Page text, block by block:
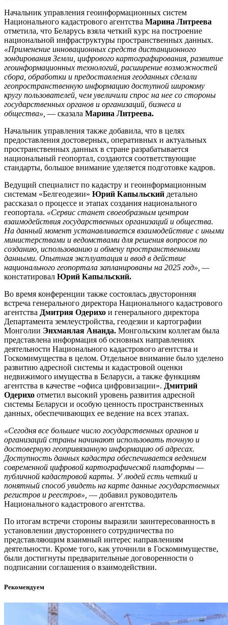
Начальник управления геоинформационных систем
Национального кадастрового агентства Марина Литреева
отметила, что Беларусь взяла четкий курс на построение
национальной инфраструктуры пространственных данных.
«Применение инновационных средств дистанционного
зондирования Земли, цифрового картографирования, развитие
геоинформационных технологий, расширение возможностей
сбора, обработки и предоставления геоданных сделали
геопространственную информацию доступной широкому
кругу пользователей, чем увеличили спрос на нее со стороны
государственных органов и организаций, бизнеса и
общества», — сказала Марина Литреева.
Начальник управления также добавила, что в целях
предоставления достоверных, оперативных и актуальных
пространственных данных в стране разрабатывается
национальный геопортал, создаются соответствующие
стандарты, большое внимание уделяется подготовке кадров.
Ведущий специалист по кадастру и геоинформационным
системам «Белгеодезии» Юрий Капыльский детально
рассказал о процессе и этапах создания национального
геопортала. «Сервис станет своеобразным центром
взаимодействия государственных организаций и общества.
На данный момент устанавливается взаимодействие с иными
министерствами и ведомствами для решения вопросов по
созданию, использованию и обмену пространственными
данными. Опытная эксплуатация и ввод в действие
национального геопортала запланированы на 2025 год», —
констатировал Юрий Капыльский.
Во время конференции также состоялась двусторонняя
встреча генерального директора Национального кадастрового
агентства Дмитрия Одерихо и генерального директора
Департамента землеустройства, геодезии и картографии
Монголии Энхманлая Ананда. Монгольским коллегам была
представлена информация об основных направлениях
деятельности Национального кадастрового агентства и
Госкомимущества в целом. Отдельное внимание было уделено
развитию адресной системы и кадастровой оценки
недвижимого имущества в Беларуси, а также функциям
агентства в качестве «офиса цифровизации». Дмитрий
Одерихо отметил высокий уровень развития адресной
системы Беларуси и особую ценность пространственных
данных, обеспечивающих ее ведение на всех этапах.
«Сегодня все большее число государственных органов и
организаций страны начинают использовать точную и
достоверную геопривязанную информацию об адресах.
Доступность данных кадастра обеспечивается ведением
современной цифровой картографической платформы —
публичной кадастровой карты. У людей есть четкий и
понятный способ увидеть на карте данные государственных
регистров и реестров», — добавил руководитель
Национального кадастрового агентства.
По итогам встречи стороны выразили заинтересованность в
установлении двустороннего сотрудничества по
представляющим взаимный интерес направлениям
деятельности. Кроме того, как уточнили в Госкомимуществе,
были достигнуты предварительные договоренности о
подписании соглашения о взаимодействии.
Рекомендуем